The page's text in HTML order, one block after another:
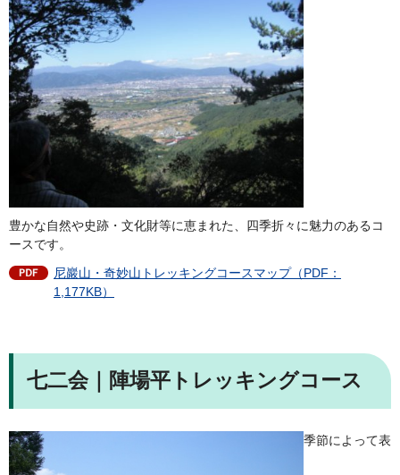
豊かな自然や史跡・文化財等に恵まれた、四季折々に魅力のあるコ
ースです。
尼巖山・奇妙山トレッキングコースマップ（PDF：
1,177KB）
七二会｜陣場平トレッキングコース
季節によって表